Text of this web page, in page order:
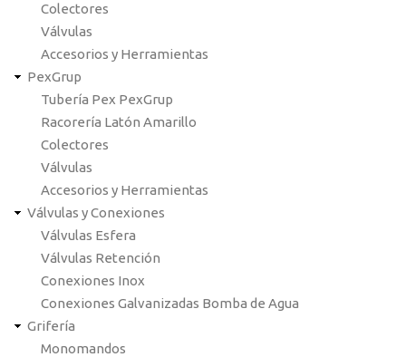
Colectores
Válvulas
Accesorios y Herramientas
PexGrup
Tubería Pex PexGrup
Racorería Latón Amarillo
Colectores
Válvulas
Accesorios y Herramientas
Válvulas y Conexiones
Válvulas Esfera
Válvulas Retención
Conexiones Inox
Conexiones Galvanizadas Bomba de Agua
Grifería
Monomandos